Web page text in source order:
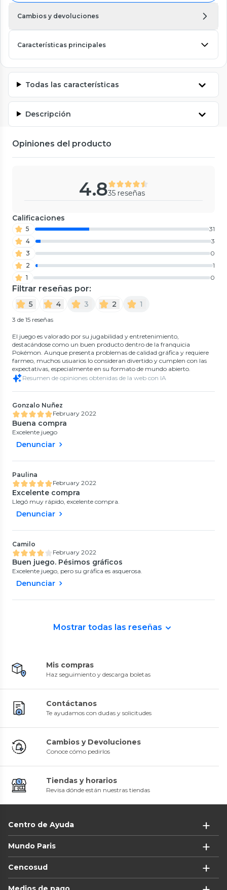
Cambios y devoluciones
Características principales
Todas las características
Descripción
Opiniones del producto
4.835 reseñas
Calificaciones
5
31
4
3
3
0
2
1
1
0
Filtrar reseñas por:
5 4 3 2 1
3 de 15 reseñas
El juego es valorado por su jugabilidad y entretenimiento,
destacándose como un buen producto dentro de la franquicia
Pokémon. Aunque presenta problemas de calidad gráfica y requiere
farmeo, muchos usuarios lo consideran divertido y cumplen con las
expectativas, especialmente en su formato de mundo abierto.
Resumen de opiniones obtenidas de la web con IA
Gonzalo Nuñez
February 2022
Buena compra
Excelente juego
Denunciar
Paulina
February 2022
Excelente compra
Llegó muy rápido, excelente compra.
Denunciar
Camilo
February 2022
Buen juego. Pésimos gráficos
Excelente juego, pero su gráfica es asquerosa.
Denunciar
Mostrar todas las reseñas
Mis compras
Haz seguimiento y descarga boletas
Contáctanos
Te ayudamos con dudas y solicitudes
Cambios y Devoluciones
Conoce cómo pedirlos
Tiendas y horarios
Revisa dónde están nuestras tiendas
Centro de Ayuda
Mundo Paris
Cencosud